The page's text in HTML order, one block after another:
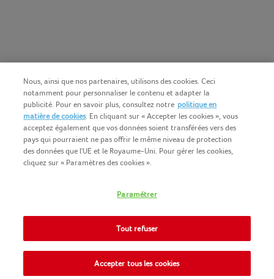
COPYRIGHT IGLO 2025
CONTACTEZ NOUS
COOKIE-POLICY
NOMAD FOODS
POLITIQUE-DE-CONFIDENTIALITE
SITEMAP
Nous, ainsi que nos partenaires, utilisons des cookies. Ceci
notamment pour personnaliser le contenu et adapter la
publicité. Pour en savoir plus, consultez notre politique en
matière de cookies. En cliquant sur « Accepter les cookies », vous
acceptez également que vos données soient transférées vers des
pays qui pourraient ne pas offrir le même niveau de protection
des données que l'UE et le Royaume-Uni. Pour gérer les cookies,
cliquez sur « Paramètres des cookies ».
Paramétrer
Tout refuser
Accepter tous les cookies